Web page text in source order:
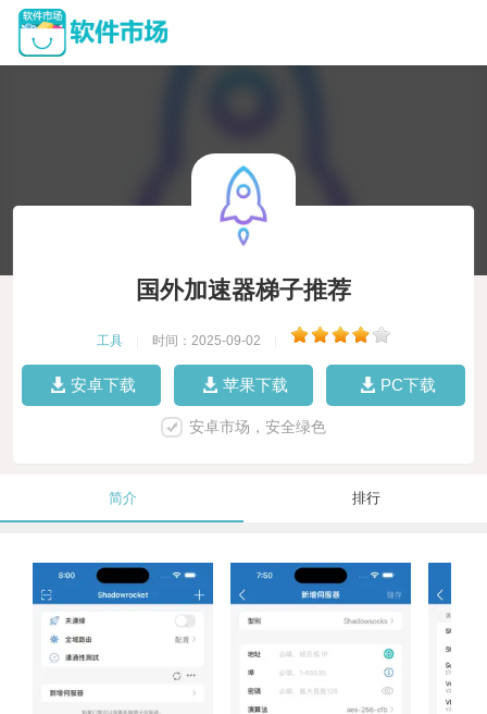
国外加速器梯子推荐
工具 时间：2025-09-02
安卓下载 苹果下载 PC下载
安卓市场，安全绿色
简介 排行